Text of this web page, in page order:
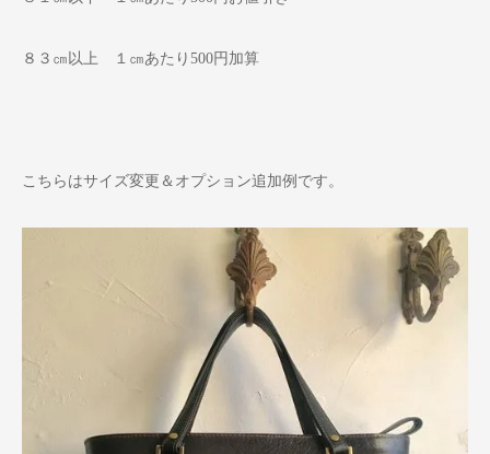
８３㎝以上 １㎝あたり500円加算
こちらはサイズ変更＆オプション追加例です。